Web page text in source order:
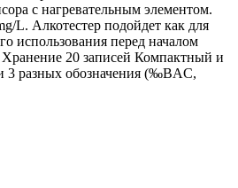
с нагревательным элементом.
L. Алкотестер подойдет как для
использования перед началом
20 записей Компактный и
3 разных обозначения (‰BAC,